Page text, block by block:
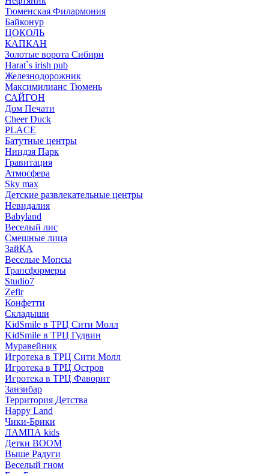
Тюменская Филармония
Байконур
ЦОКОЛЬ
КАПКАН
Золотые ворота Сибири
Harat`s irish pub
Железнодорожник
Максимилианс Тюмень
САЙГОН
Дом Печати
Cheer Duck
PLACE
Батутные центры
Ниндзя Парк
Гравитация
Атмосфера
Sky max
Детские развлекательные центры
Невидалия
Babyland
Веселый лис
Смешные лица
ЗайКА
Веселые Мопсы
Трансформеры
Studio7
Zefir
Конфетти
Складыши
KidSmile в ТРЦ Сити Молл
KidSmile в ТРЦ Гудвин
Муравейник
Игротека в ТРЦ Сити Молл
Игротека в ТРЦ Остров
Игротека в ТРЦ Фаворит
Занзибар
Территория Детства
Happy Land
Чики-Брики
ЛАМПА kids
Детки BOOM
Выше Радуги
Веселый гном